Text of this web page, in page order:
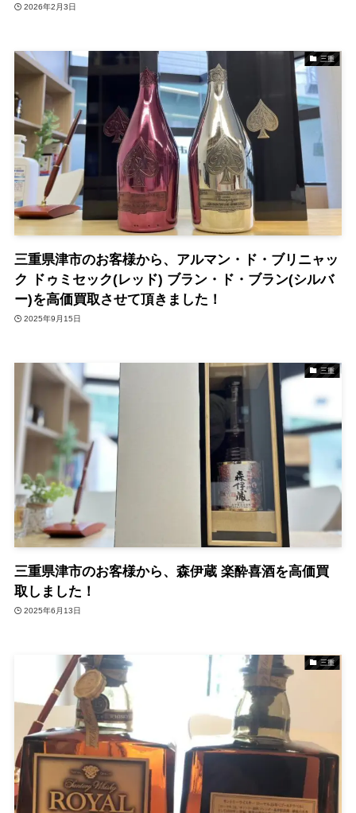
2026年2月3日
三重
三重県津市のお客様から、アルマン・ド・ブリニャッ
ク ドゥミセック(レッド) ブラン・ド・ブラン(シルバ
ー)を高価買取させて頂きました！
2025年9月15日
三重
三重県津市のお客様から、森伊蔵 楽酔喜酒を高価買
取しました！
2025年6月13日
三重